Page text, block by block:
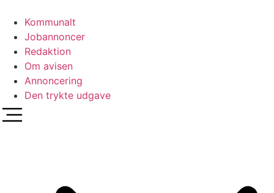
indhold
Kommunalt
Jobannoncer
Redaktion
Om avisen
Annoncering
Den trykte udgave